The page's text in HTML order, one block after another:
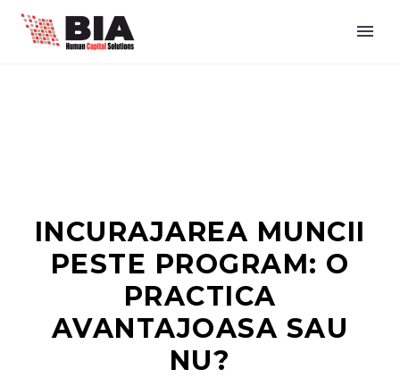
INCURAJAREA MUNCII
PESTE PROGRAM: O
PRACTICA
AVANTAJOASA SAU
NU?